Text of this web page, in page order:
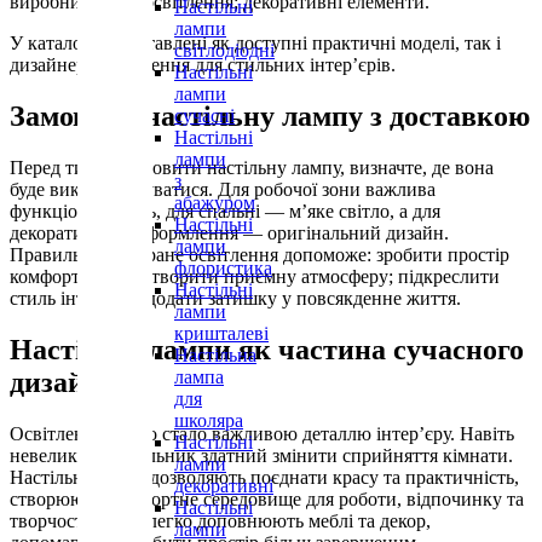
Настільні
лампи
світлодіодні
Настільні
лампи
сучасні
Настільні
лампи
з
абажуром
Настільні
лампи
флористика
Настільні
лампи
кришталеві
Настільна
лампа
для
школяра
Настільні
лампи
декоративні
Настільні
лампи
У каталозі представлені як доступні практичні моделі, так і
дизайнерські рішення для стильних інтер’єрів.
Замовити настільну лампу з доставкою
Перед тим як замовити настільну лампу, визначте, де вона
буде використовуватися. Для робочої зони важлива
функціональність, для спальні — м’яке світло, а для
декоративного оформлення — оригінальний дизайн.
Правильно підібране освітлення допоможе: зробити простір
комфортнішим; створити приємну атмосферу; підкреслити
стиль інтер’єру; додати затишку у повсякденне життя.
Настільні лампи як частина сучасного
дизайну
Освітлення давно стало важливою деталлю інтер’єру. Навіть
невеликий світильник здатний змінити сприйняття кімнати.
Настільні лампи дозволяють поєднати красу та практичність,
створюючи комфортне середовище для роботи, відпочинку та
творчості. Вони легко доповнюють меблі та декор,